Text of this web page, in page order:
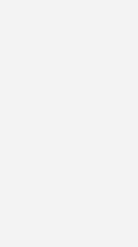
ersten
um diese
stammt von der
Holstein (MBG)
der Sparkasse
bleiben?